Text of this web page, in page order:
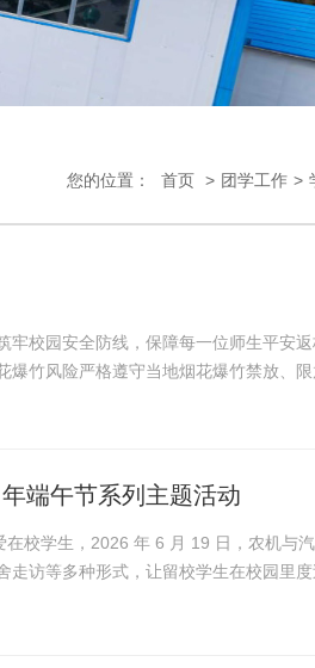
您的位置： 首页 > 团学工作 >
牢校园安全防线，保障每一位师生平安
爆竹风险严格遵守当地烟花爆竹禁放、
端午节系列主题活动
校学生，2026 年 6 月 19 日，农机与
走访等多种形式，让留校学生在校园里
日下午，学院在2号...